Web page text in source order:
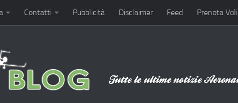
Contatti Pubblicità Disclaimer Feed Prenota Voli